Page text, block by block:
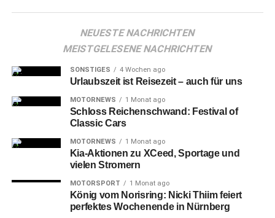
sechs Punkten Rückstand hätten die Gäste eigentlich
einen Sieg benötigt, um den Abstand zum Konkurrenten
um den Klassenerhalt zu verkürzen. Insoweit war es
Klauß-Schützlinge mehr darauf bedacht waren, das
eigene Tor zu schützen als es mit zu großem Risiko nach
vorne zu gefährden.
NEUESTE NACHRICHTEN
MEISTGELESENE NACHRICHTEN
SONSTIGES 4 Wochen ago
Urlaubszeit ist Reisezeit – auch für uns
MOTORNEWS 1 Monat ago
Schloss Reichenschwand: Festival of
Classic Cars
MOTORNEWS 1 Monat ago
Kia-Aktionen zu XCeed, Sportage und
vielen Stromern
MOTORSPORT 1 Monat ago
König vom Norisring: Nicki Thiim feiert
perfektes Wochenende in Nürnberg